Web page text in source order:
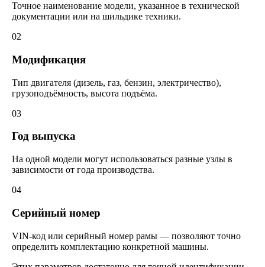
Точное наименование модели, указанное в технической
документации или на шильдике техники.
02
Модификация
Тип двигателя (дизель, газ, бензин, электричество),
грузоподъёмность, высота подъёма.
03
Год выпуска
На одной модели могут использоваться разные узлы в
зависимости от года производства.
04
Серийный номер
VIN-код или серийный номер рамы — позволяют точно
определить комплектацию конкретной машины.